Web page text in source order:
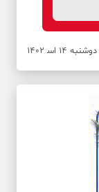
دوشنبه 14 اس‍ 1402